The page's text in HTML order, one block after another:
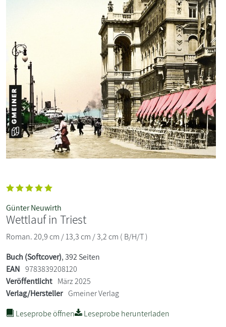
Günter Neuwirth
Wettlauf in Triest
Roman. 20,9 cm / 13,3 cm / 3,2 cm ( B/H/T )
Buch (Softcover), 392 Seiten
EAN 9783839208120
Veröffentlicht März 2025
Verlag/Hersteller Gmeiner Verlag
Leseprobe öffnen
Leseprobe herunterladen